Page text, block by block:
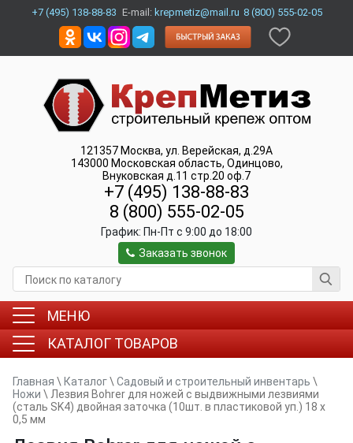
+7 (495) 138-88-83 E-mail: krepmetiz@mail.ru 8 (800) 555-02-05
121357 Москва, ул. Верейская, д.29А
143000 Московская область, Одинцово,
Внуковская д.11 стр.20 оф.7
+7 (495) 138-88-83
8 (800) 555-02-05
График: Пн-Пт c 9:00 до 18:00
Заказать звонок
МЕНЮ
КАТАЛОГ ТОВАРОВ
Главная \ Каталог\ Садовый и строительный инвентарь \
Ножи \ Лезвия Bohrer для ножей с выдвижными лезвиями
(сталь SK4) двойная заточка (10шт. в пластиковой уп.) 18 х
0,5 мм